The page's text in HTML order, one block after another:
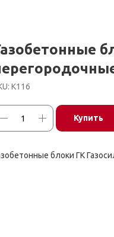
К116
Купить
блоки ГК